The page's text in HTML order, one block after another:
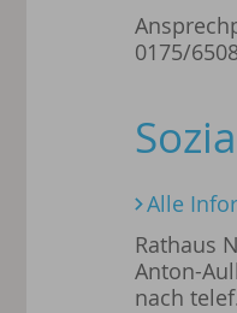
0175/
Alle
Rathaus
Anton-
nach